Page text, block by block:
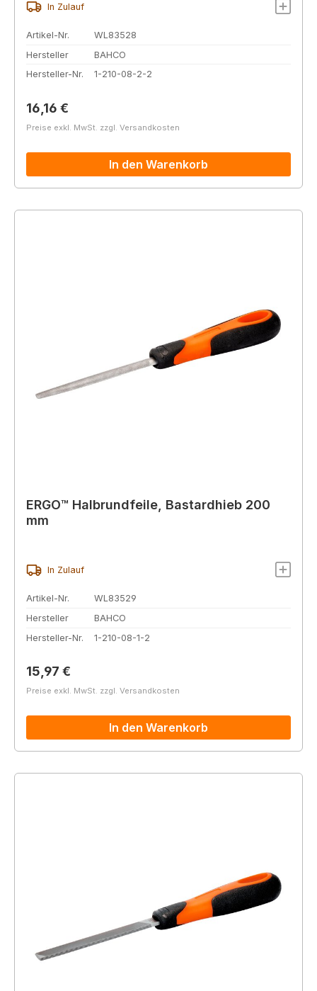
In Zulauf
Artikel-Nr.
WL83528
Hersteller
BAHCO
Hersteller-Nr.
1-210-08-2-2
Regulärer Preis:
16,16 €
Preise exkl. MwSt. zzgl. Versandkosten
In den Warenkorb
ERGO™ Halbrundfeile, Bastardhieb 200
mm
In Zulauf
Artikel-Nr.
WL83529
Hersteller
BAHCO
Hersteller-Nr.
1-210-08-1-2
Regulärer Preis:
15,97 €
Preise exkl. MwSt. zzgl. Versandkosten
In den Warenkorb